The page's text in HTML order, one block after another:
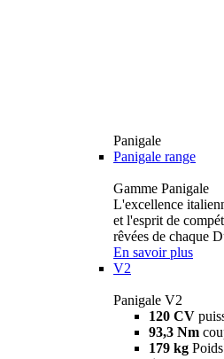
Panigale
Panigale range
Gamme Panigale
L'excellence
et l'esprit de
rêvées de chaque
En savoir plus
V2
Panigale V2
120 CV
93,3 Nm
179 kg